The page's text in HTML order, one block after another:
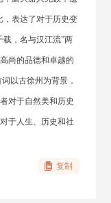
，表达了对于历史变
载，名与汉江流”两
尚的品德和卓越的
以古徐州为背景，
对于自然美和历史
于人生、历史和社
复制